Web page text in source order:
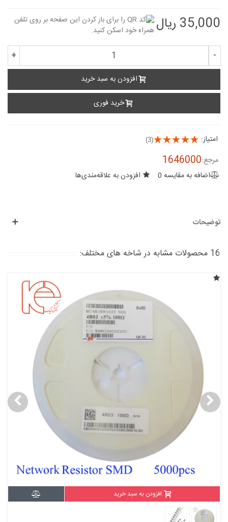
35,000 ریال
-
+
افزودن به سبد خرید
خرید فوری
امتیاز: (3)
مرجع:1646000
اضافه به مقایسه 0 افزودن به علاقه‌مندی‌ها
توضیحات
16 محصولات مشابه در شاخه های مختلف:
افزودن به سبد خرید